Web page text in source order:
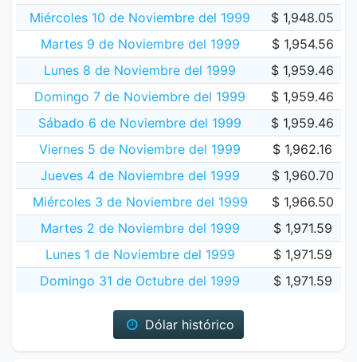
Miércoles 10 de Noviembre del 1999
$ 1,948.05
Martes 9 de Noviembre del 1999
$ 1,954.56
Lunes 8 de Noviembre del 1999
$ 1,959.46
Domingo 7 de Noviembre del 1999
$ 1,959.46
Sábado 6 de Noviembre del 1999
$ 1,959.46
Viernes 5 de Noviembre del 1999
$ 1,962.16
Jueves 4 de Noviembre del 1999
$ 1,960.70
Miércoles 3 de Noviembre del 1999
$ 1,966.50
Martes 2 de Noviembre del 1999
$ 1,971.59
Lunes 1 de Noviembre del 1999
$ 1,971.59
Domingo 31 de Octubre del 1999
$ 1,971.59
Dólar histórico